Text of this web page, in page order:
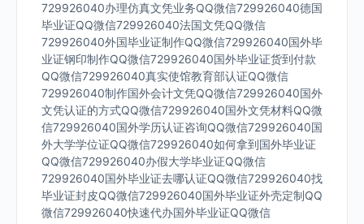
729926040办理仿真文凭业务QQ微信729926040德国
毕业证QQ微信729926040法国文凭QQ微信
729926040外国毕业证制作QQ微信729926040国外毕
业证钢印制作QQ微信729926040国外毕业证货到付款
QQ微信729926040真实使馆教育部认证QQ微信
729926040制作国外会计文凭QQ微信729926040国外
文凭认证的方式QQ微信729926040国外文凭材料QQ微
信729926040国外学历认证咨询QQ微信729926040国
外大学学位证QQ微信729926040如何拿到国外毕业证
QQ微信729926040办假大学毕业证QQ微信
729926040国外毕业证去哪认证QQ微信729926040找
毕业证封皮QQ微信729926040国外毕业证外壳定制QQ
微信729926040快速代办国外毕业证QQ微信